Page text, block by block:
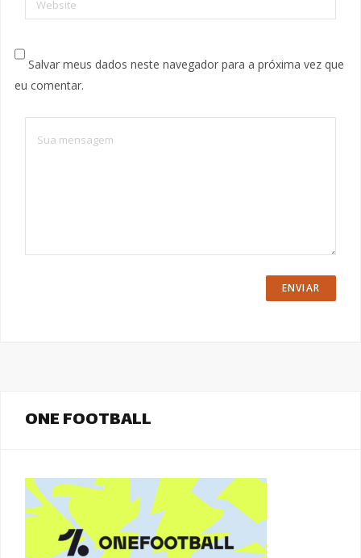
Website
Salvar meus dados neste navegador para a próxima vez que
eu comentar.
ONE FOOTBALL